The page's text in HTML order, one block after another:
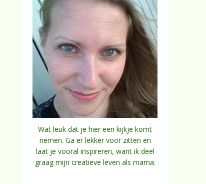
Wat leuk dat je hier een kijkje komt
nemen. Ga er lekker voor zitten en
laat je vooral inspireren, want ik deel
graag mijn creatieve leven als mama.